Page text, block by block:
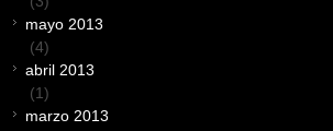
mayo 2013
(4)
abril 2013
(1)
marzo 2013